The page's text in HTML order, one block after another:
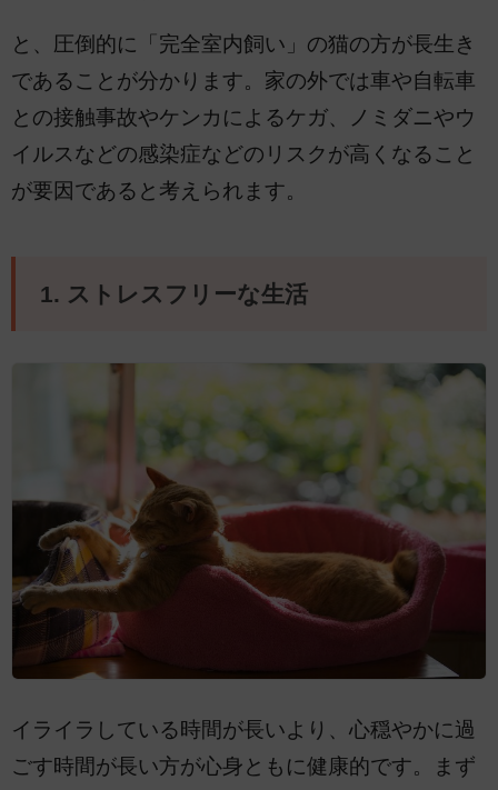
と、圧倒的に「完全室内飼い」の猫の方が長生き
であることが分かります。家の外では車や自転車
との接触事故やケンカによるケガ、ノミダニやウ
イルスなどの感染症などのリスクが高くなること
が要因であると考えられます。
1. ストレスフリーな生活
イライラしている時間が長いより、心穏やかに過
ごす時間が長い方が心身ともに健康的です。まず